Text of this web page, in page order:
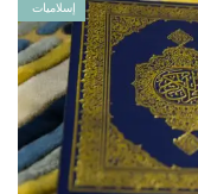
إسلاميات